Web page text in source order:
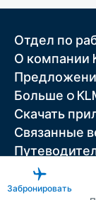
Отдел по
О компании
Больше o
Скачать
Связанные
Лучшие
Популярные
Забронировать